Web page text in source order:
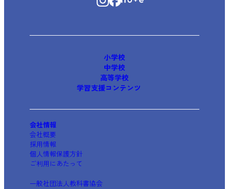
小学校
中学校
高等学校
学習支援コンテンツ
会社情報
会社概要
採用情報
個人情報保護方針
ご利用にあたって
一般社団法人教科書協会